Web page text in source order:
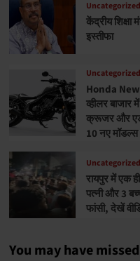
Uncategorized
केंद्रीय शिक्षा
इस्तीफा
Uncategorized
Honda
व्हीलर बाजार
क्रूजर और
10 नए मॉडल्स
Uncategorized
रायपुर में एक
पत्नी और 3
फांसी, देखें
You may have missed